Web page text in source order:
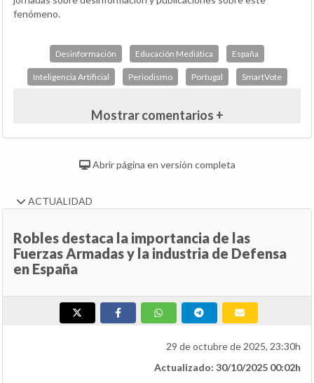
fenómeno.
Desinformación Educación Mediática España
Inteligencia Artificial Periodismo Portugal SmartVote
Mostrar comentarios +
Abrir página en versión completa
ACTUALIDAD
Robles destaca la importancia de las
Fuerzas Armadas y la industria de Defensa
en España
29 de octubre de 2025, 23:30h
Actualizado: 30/10/2025 00:02h